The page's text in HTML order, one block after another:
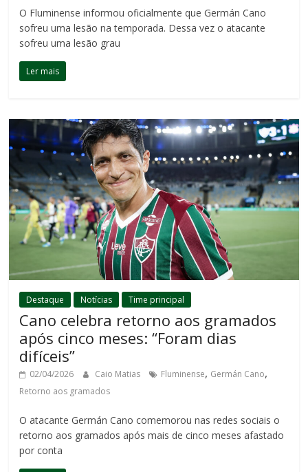
O Fluminense informou oficialmente que Germán Cano
sofreu uma lesão na temporada. Dessa vez o atacante
sofreu uma lesão grau
Ler mais
Destaque Notícias Time principal
Cano celebra retorno aos gramados
após cinco meses: “Foram dias
difíceis”
02/04/2026 Caio Matias Fluminense, Germán Cano,
Retorno aos gramados
O atacante Germán Cano comemorou nas redes sociais o
retorno aos gramados após mais de cinco meses afastado
por conta